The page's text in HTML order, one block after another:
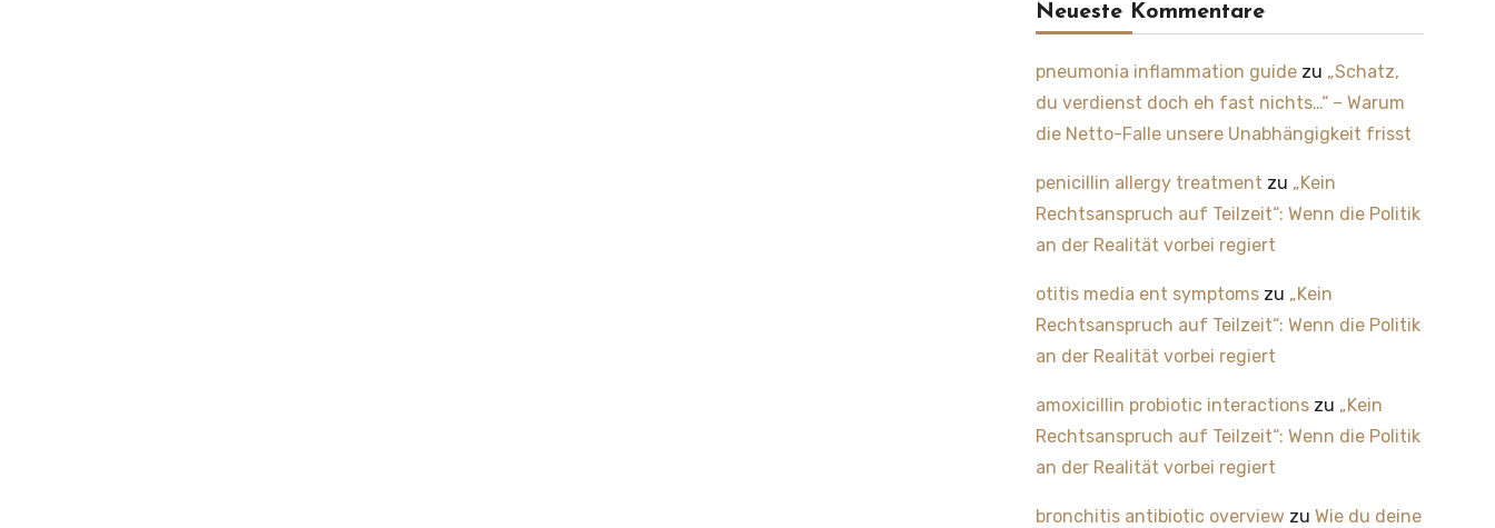
Neueste Kommentare
pneumonia inflammation guidezu „Schatz,
du verdienst doch eh fast nichts…“ – Warum
die Netto-Falle unsere Unabhängigkeit frisst
penicillin allergy treatment zu „Kein
Rechtsanspruch auf Teilzeit“: Wenn die Politik
an der Realität vorbei regiert
otitis media ent symptomszu „Kein
Rechtsanspruch auf Teilzeit“: Wenn die Politik
an der Realität vorbei regiert
amoxicillin probiotic interactionszu „Kein
Rechtsanspruch auf Teilzeit“: Wenn die Politik
an der Realität vorbei regiert
bronchitis antibiotic overviewzu Wie du deine